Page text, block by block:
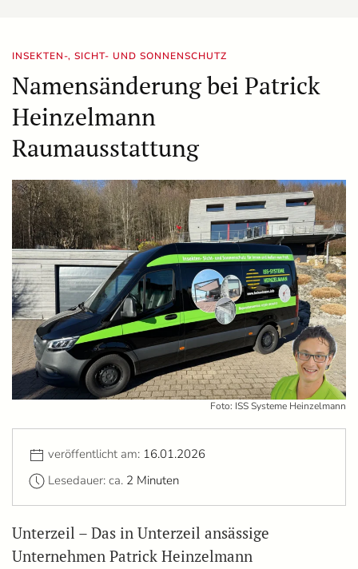
INSEKTEN-, SICHT- UND SONNENSCHUTZ
Namensänderung bei Patrick
Heinzelmann
Raumausstattung
Foto: ISS Systeme Heinzelmann
veröffentlicht am: 16.01.2026
Lesedauer: ca. 2 Minuten
Unterzeil – Das in Unterzeil ansässige
Unternehmen Patrick Heinzelmann